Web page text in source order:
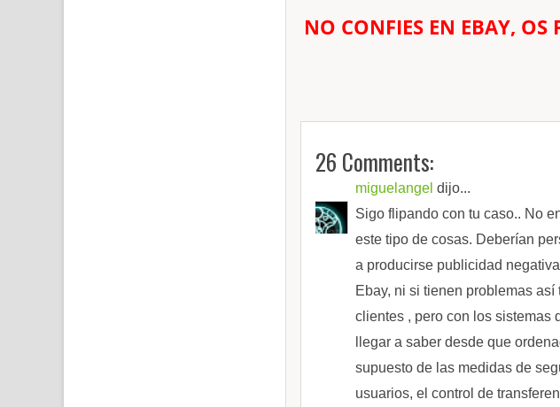
NO CONFIES EN EBAY, OS
26 Comments:
miguelangel dijo...
Sigo flipando con tu caso.. No
este tipo de cosas. Deberían
a producirse publicidad
Ebay, ni si tienen problemas
clientes , pero con los sistemas
llegar a saber desde que
supuesto de las medidas de
usuarios, el control de